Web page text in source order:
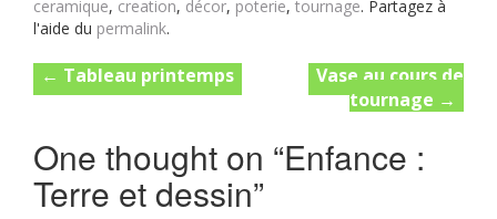
ceramique, creation, décor, poterie, tournage. Partagez à
l'aide du permalink.
Post
← Tableau printemps
Vase au cours de
tournage →
One thought on “Enfance :
Terre et dessin”